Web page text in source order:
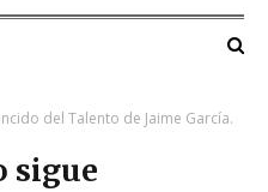
del Talento de Jaime García.
sigue